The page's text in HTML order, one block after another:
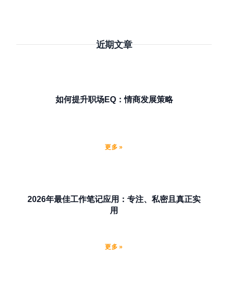
近期文章
如何提升职场EQ：情商发展策略
更多 »
2026年最佳工作笔记应用：专注、私密且真正实
用
更多 »